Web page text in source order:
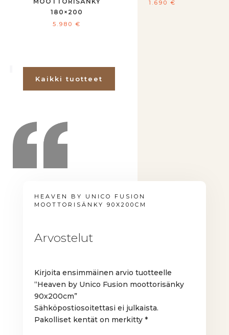
180×200
5.980€
1.690 €
Kaikki tuotteet
HEAVEN BY UNICO FUSION
MOOTTORISÄNKY 90X200CM
Arvostelut
Kirjoita ensimmäinen arvio tuotteelle
“Heaven by Unico Fusion moottorisänky
90x200cm”
Sähköpostiosoitettasi ei julkaista.
Pakolliset kentät on merkitty*